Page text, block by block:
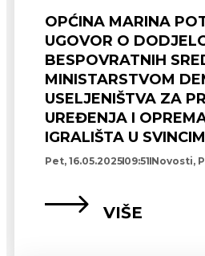
OPĆINA MARINA
UGOVOR O
BESPOVRATNIH
MINISTARSTVOM
USELJENIŠTVA ZA
UREĐENJA I
IGRALIŠTA U
Pet, 16.05.2025 09:51 Novosti,
VIŠE